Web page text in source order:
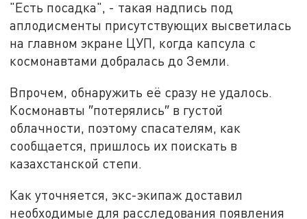
"Есть посадка", - такая надпись под
аплодисменты присутствующих высветилась
на главном экране ЦУП, когда капсула с
космонавтами добралась до Земли.
Впрочем, обнаружить её сразу не удалось.
Космонавты ″потерялись″ в густой
облачности, поэтому спасателям, как
сообщается, пришлось их поискать в
казахстанской степи.
Как уточняется, экс-экипаж доставил
необходимые для расследования появления